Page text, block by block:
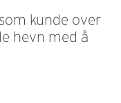
kunde over
hevn med å